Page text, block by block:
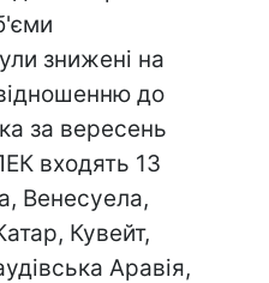
знижені на
до
за вересень
входять 13
Венесуела,
Кувейт,
Аравія,